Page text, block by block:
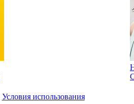
Условия использования